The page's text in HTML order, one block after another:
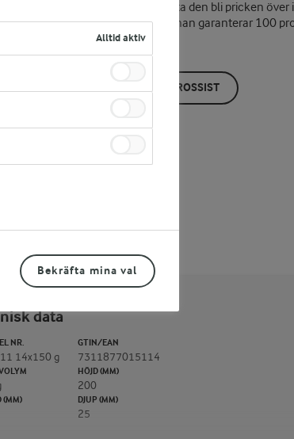
gratäng och paj. Varför inte låta den bli pricken över
med den blågula mjölkkannan garanterar 100
KÖP HOS GROSSIST
data
NR.
14x150 g
GTIN/EAN
7311877015114
HÖJD (MM)
200
(MM) DJUP (MM)
25
Alltid aktiv
Bekräfta mina val